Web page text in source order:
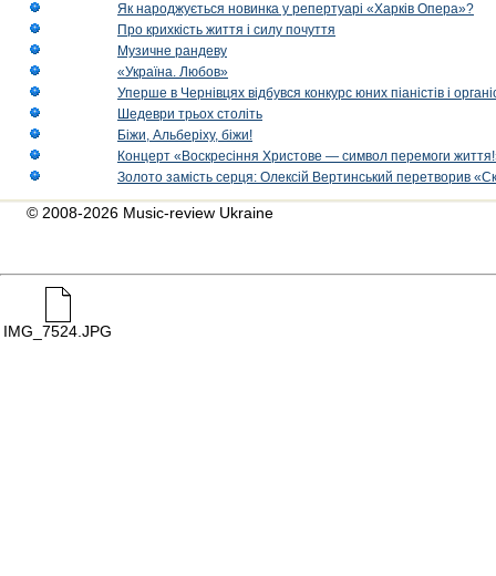
Як народжується новинка у репертуарі «Харків Опера»?
Про крихкість життя і силу почуття
Музичне рандеву
«Україна. Любов»
Уперше в Чернівцях відбувся конкурс юних піаністів і
Шедеври трьох століть
Біжи, Альберіху, біжи!
Концерт «Воскресіння Христове — символ перемоги
Золото замість серця: Олексій Вертинський перетворив
© 2008-2026 Music-review Ukraine
IMG_7524.JPG